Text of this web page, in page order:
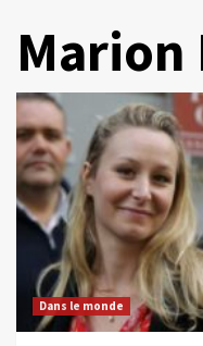
Marion
Dans le monde